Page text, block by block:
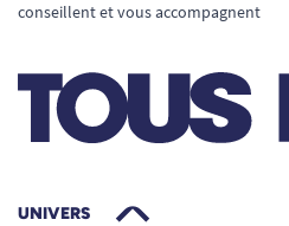
conseillent et vous accompagnent
UNIVERS